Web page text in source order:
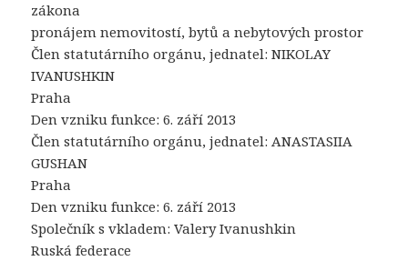
zákona
pronájem nemovitostí, bytů a nebytových prostor
Člen statutárního orgánu, jednatel: NIKOLAY
IVANUSHKIN
Praha
Den vzniku funkce: 6. září 2013
Člen statutárního orgánu, jednatel: ANASTASIIA
GUSHAN
Praha
Den vzniku funkce: 6. září 2013
Společník s vkladem: Valery Ivanushkin
Ruská federace